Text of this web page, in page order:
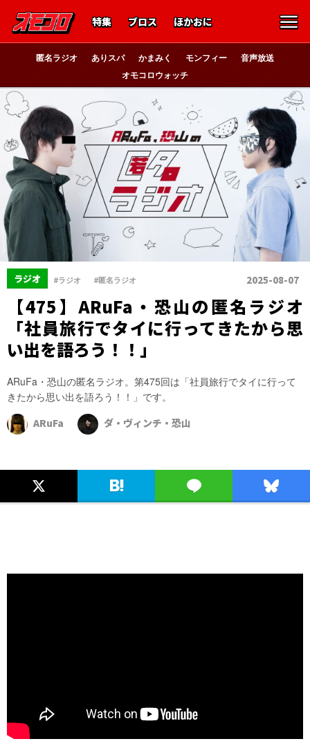
特集 ブロス ほかおに
匿名ラジオ ありスパ かまみく モンフィー
音声放送
オモコロウォッチ
ラジオ #ラジオ #匿名ラジオ 2025-08-07
【475】ARuFa・恐山の匿名ラジオ
「社員旅行でタイに行ってきたから思
い出を語ろう！！」
ARuFa・恐山の匿名ラジオ。第475回は「社員旅行でタイに行って
きたから思い出を語ろう！！」です。
ARuFa
ダ・ヴィンチ・恐山